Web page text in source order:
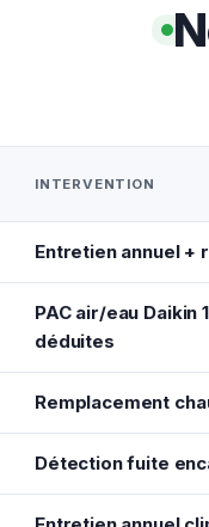
INTERVENTION
Entretien annuel +
PAC air/eau Daikin
déduites
Remplacement
Détection fuite